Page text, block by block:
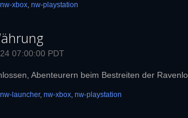
nw-xbox, nw-playstation
07:00:00 PDT
Abenteurern beim Bestreiten der
nw-launcher, nw-xbox, nw-playstation